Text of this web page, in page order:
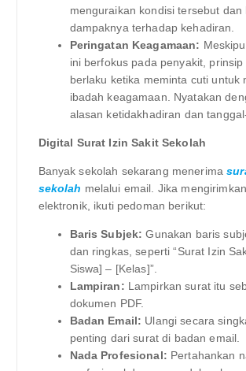
menguraikan kondisi tersebut dan
dampaknya terhadap kehadiran.
Peringatan Keagamaan:
ini berfokus pada penyakit,
berlaku ketika meminta cuti untuk
ibadah keagamaan. Nyatakan
alasan ketidakhadiran dan
Digital Surat Izin Sakit Sekolah
Banyak sekolah sekarang menerima
sekolah melalui email. Jika
elektronik, ikuti pedoman berikut:
Baris Subjek: Gunakan baris
dan ringkas, seperti “Surat Izin
Siswa] – [Kelas]”.
Lampiran: Lampirkan surat itu
dokumen PDF.
Badan Email: Ulangi secara
penting dari surat di badan email.
Nada Profesional: Pertahankan